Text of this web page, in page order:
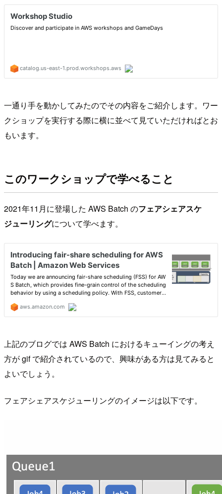
一通り手を動かしてみたのでその内容をご紹介します。ワー
クショップを実行する際に横に並べて見ていただければとお
もいます。
このワークショップで学べること
2021年11月に登場した AWS Batch のフェアシェアスケ
ジューリングについて学べます。
上記のブログでは AWS Batch におけるキューイングの考え
方が gif で紹介されているので、興味がある方は見てみると
よいでしょう。
フェアシェアスケジューリングのイメージは以下です。